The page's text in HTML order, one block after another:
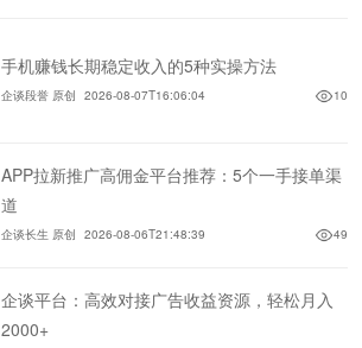
手机赚钱长期稳定收入的5种实操方法
企谈段誉 原创 2026-08-07T16:06:04 10
APP拉新推广高佣金平台推荐：5个一手接单渠
道
企谈长生 原创 2026-08-06T21:48:39 49
企谈平台：高效对接广告收益资源，轻松月入
2000+